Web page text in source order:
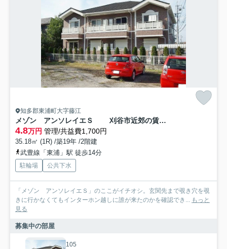
知多郡東浦町大字藤江
メゾン アンソレイエＳ 刈谷市近郊の賃貸はクラスホーム刈谷店
4.8万円 管理/共益費1,700円
35.18㎡ (1R) /築19年 /2階建
武豊線「東浦」駅 徒歩14分
駐輪場 公共下水
「メゾン アンソレイエＳ」のここがイチオシ。玄関先まで覗き穴を覗
きに行かなくてもインターホン越しに誰が来たのかを確認でき... もっと
見る
募集中の部屋
105